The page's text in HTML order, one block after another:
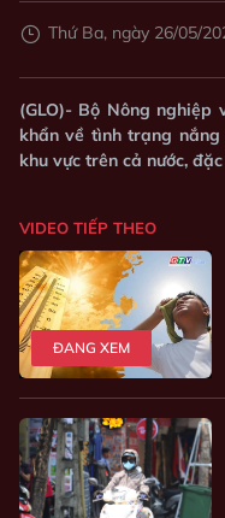
Thứ Ba, ngày 26/05/
(GLO)- Bộ Nông
khẩn về tình trạng
khu vực trên cả nước,
VIDEO TIẾP THEO
ĐANG XEM